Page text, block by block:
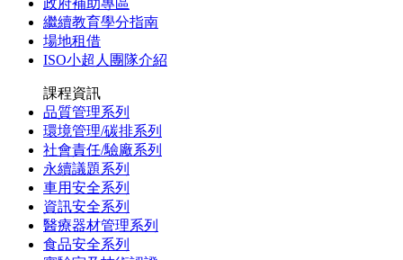
政府補助專區
繼續教育學分指南
場地租借
ISO小超人團隊介紹
課程資訊
品質管理系列
環境管理/碳排系列
社會責任/驗廠系列
永續議題系列
車用安全系列
資訊安全系列
醫療器材管理系列
食品安全系列